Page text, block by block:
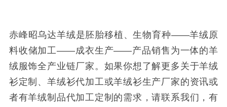
赤峰昭乌达羊绒是胚胎移植、生物育种——羊绒原
料收储加工——成衣生产——产品销售为一体的羊
绒服饰全产业链厂家。如果你想了解更多关于羊绒
衫定制、羊绒衫代加工或羊绒衫生产厂家的资讯或
者有羊绒制品代加工定制的需求，请联系我们，有